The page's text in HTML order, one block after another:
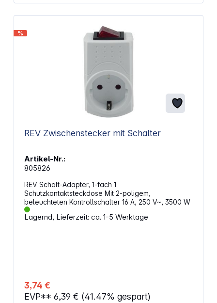
%
REV Zwischenstecker mit Schalter
Artikel-Nr.:
805826
REV Schalt-Adapter, 1-fach 1
Schutzkontaktsteckdose Mit 2-poligem,
beleuchteten Kontrollschalter 16 A, 250 V~, 3500 W
Lagernd, Lieferzeit: ca. 1-5 Werktage
3,74 €
EVP** 6,39 € (41.47% gespart)